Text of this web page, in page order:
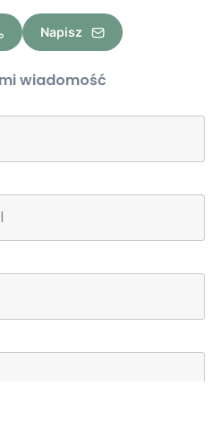
Napisz
wiadomość